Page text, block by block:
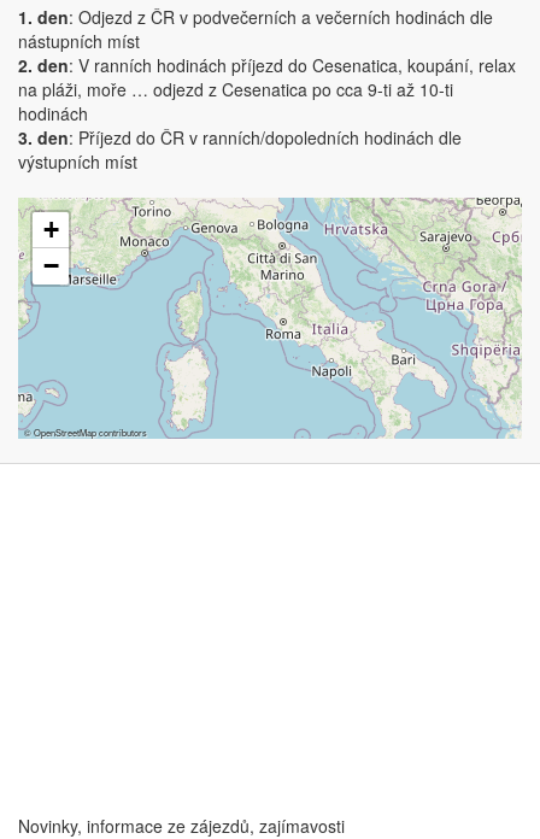
1. den: Odjezd z ČR v podvečerních a večerních hodinách dle
nástupních míst
2. den: V ranních hodinách příjezd do Cesenatica, koupání, relax
na pláži, moře … odjezd z Cesenatica po cca 9-ti až 10-ti
hodinách
3. den: Příjezd do ČR v ranních/dopoledních hodinách dle
výstupních míst
+
−
©OpenStreetMapcontributors
Novinky, informace ze zájezdů, zajímavosti